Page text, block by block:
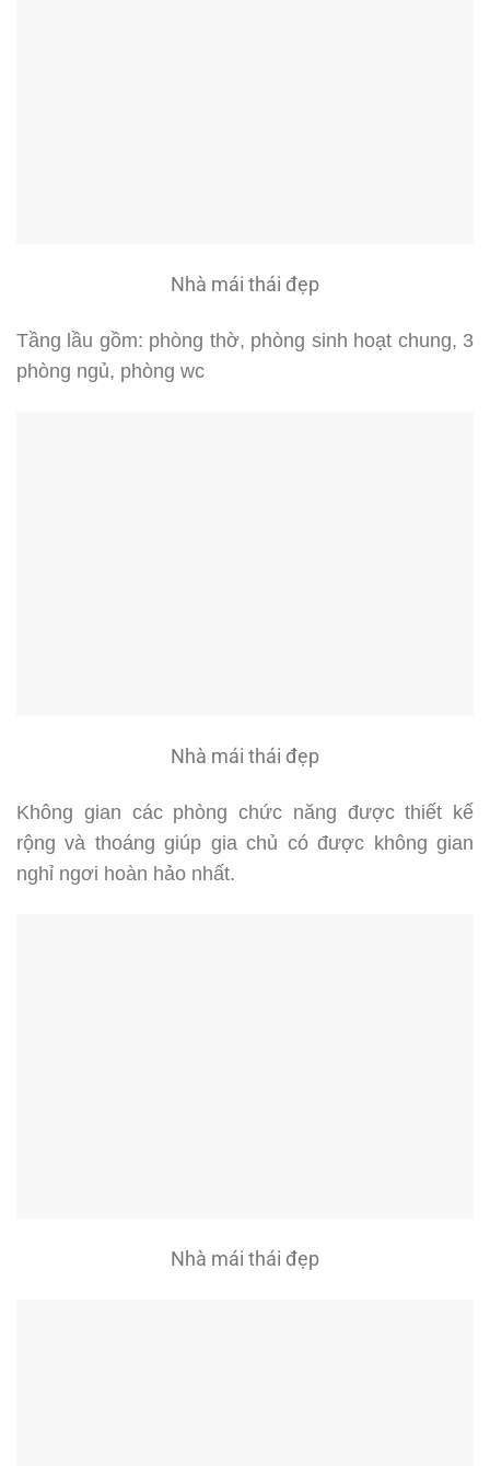
Nhà mái thái đẹp
Tầng lầu gồm: phòng thờ, phòng sinh hoạt chung, 3
phòng ngủ, phòng wc
Nhà mái thái đẹp
Không gian các phòng chức năng được thiết kế
rộng và thoáng giúp gia chủ có được không gian
nghỉ ngơi hoàn hảo nhất.
Nhà mái thái đẹp